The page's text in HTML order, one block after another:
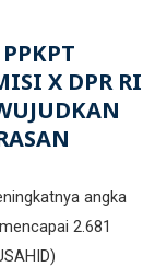
X DPR RI
angka
2.681